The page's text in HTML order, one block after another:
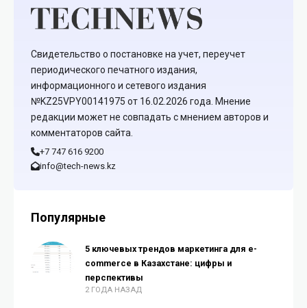
Свидетельство о постановке на учет, переучет
периодического печатного издания,
информационного и сетевого издания
№KZ25VPY00141975 от 16.02.2026 года. Мнение
редакции может не совпадать с мнением авторов и
комментаторов сайта.
+7 747 616 9200
info@tech-news.kz
Популярные
5 ключевых трендов маркетинга для e-
commerce в Казахстане: цифры и
перспективы
2 ГОДА НАЗАД